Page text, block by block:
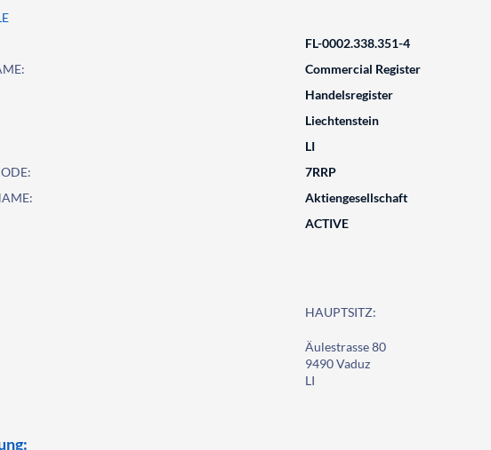
FL-0002.338.351-4
Commercial Register
Handelsregister
Liechtenstein
LI
7RRP
Aktiengesellschaft
ACTIVE
HAUPTSITZ:
Äulestrasse 80
9490 Vaduz
LI